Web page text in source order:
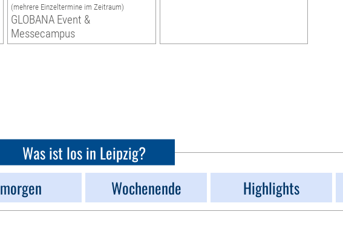
(mehrere Einzeltermine im Zeitraum)
GLOBANA Event &
Messecampus
Was ist los in Leipzig?
morgen Wochenende Highlights